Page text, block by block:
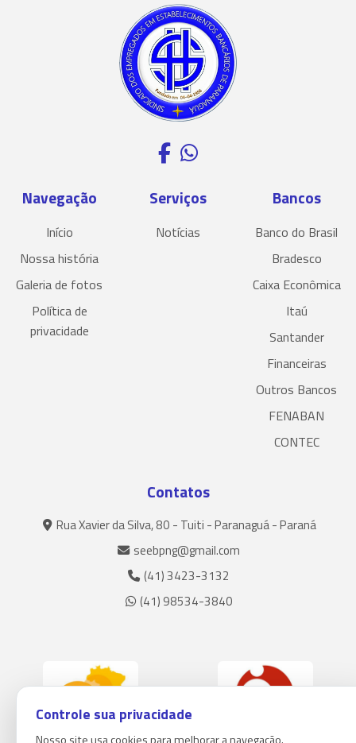
Navegação
Início
Nossa história
Galeria de fotos
Política de
privacidade
Serviços
Notícias
Bancos
Banco do Brasil
Bradesco
Caixa Econômica
Itaú
Santander
Financeiras
Outros Bancos
FENABAN
CONTEC
Contatos
Rua Xavier da Silva, 80 - Tuiti - Paranaguá - Paraná
seebpng@gmail.com
(41) 3423-3132
(41) 98534-3840
Controle sua privacidade